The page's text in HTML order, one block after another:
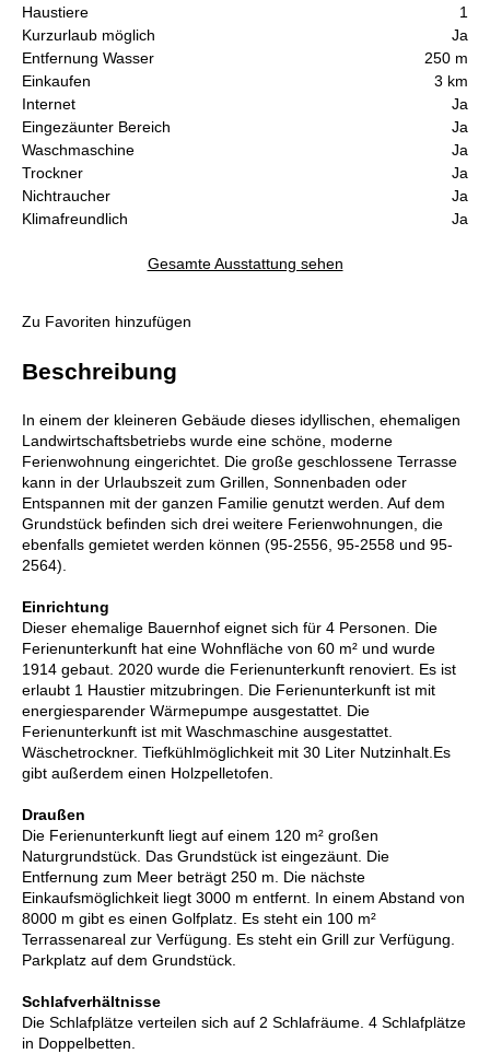
Haustiere
1
Kurzurlaub möglich
Ja
Entfernung Wasser
250 m
Einkaufen
3 km
Internet
Ja
Eingezäunter Bereich
Ja
Waschmaschine
Ja
Trockner
Ja
Nichtraucher
Ja
Klimafreundlich
Ja
Gesamte Ausstattung sehen
Zu Favoriten hinzufügen
Beschreibung
In einem der kleineren Gebäude dieses idyllischen, ehemaligen
Landwirtschaftsbetriebs wurde eine schöne, moderne
Ferienwohnung eingerichtet. Die große geschlossene Terrasse
kann in der Urlaubszeit zum Grillen, Sonnenbaden oder
Entspannen mit der ganzen Familie genutzt werden. Auf dem
Grundstück befinden sich drei weitere Ferienwohnungen, die
ebenfalls gemietet werden können (95-2556, 95-2558 und 95-
2564).
Einrichtung
Dieser ehemalige Bauernhof eignet sich für 4 Personen. Die
Ferienunterkunft hat eine Wohnfläche von 60 m² und wurde
1914 gebaut. 2020 wurde die Ferienunterkunft renoviert. Es ist
erlaubt 1 Haustier mitzubringen. Die Ferienunterkunft ist mit
energiesparender Wärmepumpe ausgestattet. Die
Ferienunterkunft ist mit Waschmaschine ausgestattet.
Wäschetrockner. Tiefkühlmöglichkeit mit 30 Liter Nutzinhalt.Es
gibt außerdem einen Holzpelletofen.
Draußen
Die Ferienunterkunft liegt auf einem 120 m² großen
Naturgrundstück. Das Grundstück ist eingezäunt. Die
Entfernung zum Meer beträgt 250 m. Die nächste
Einkaufsmöglichkeit liegt 3000 m entfernt. In einem Abstand von
8000 m gibt es einen Golfplatz. Es steht ein 100 m²
Terrassenareal zur Verfügung. Es steht ein Grill zur Verfügung.
Parkplatz auf dem Grundstück.
Schlafverhältnisse
Die Schlafplätze verteilen sich auf 2 Schlafräume. 4 Schlafplätze
in Doppelbetten.